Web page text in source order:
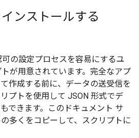
ンストールする
の設定プロセスを容易にするユ
が用意されています。完全なアプ
作成する前に、データの送受信を
プトを使用して JSON 形式でデ
できます。このドキュメント サ
多くをコピーして、スクリプトに